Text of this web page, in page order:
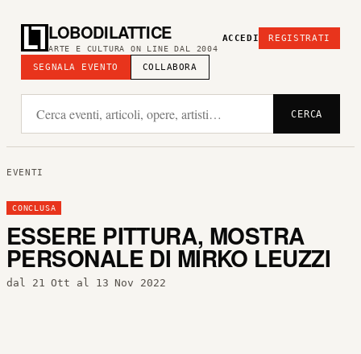
LOBODILATTICE
ARTE E CULTURA ON LINE DAL 2004
SEGNALA EVENTO COLLABORA
ACCEDI REGISTRATI
CERCA
EVENTI
CONCLUSA
ESSERE PITTURA, MOSTRA
PERSONALE DI MIRKO LEUZZI
dal 21 Ott al 13 Nov 2022